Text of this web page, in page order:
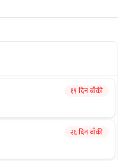
१९ दिन बाँकी
२६ दिन बाँकी